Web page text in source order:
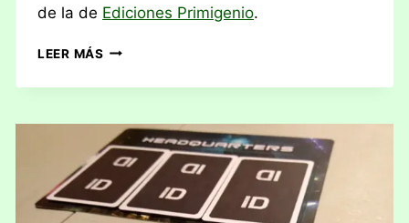
de la de Ediciones Primigenio.
LEER MÁS RESEÑA: